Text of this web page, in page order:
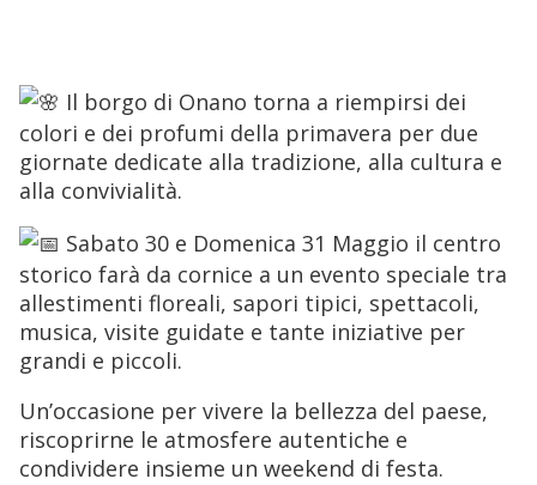
Il borgo di Onano torna a riempirsi dei
colori e dei profumi della primavera per due
giornate dedicate alla tradizione, alla cultura e
alla convivialità.
Sabato 30 e Domenica 31 Maggio il centro
storico farà da cornice a un evento speciale tra
allestimenti floreali, sapori tipici, spettacoli,
musica, visite guidate e tante iniziative per
grandi e piccoli.
Un’occasione per vivere la bellezza del paese,
riscoprirne le atmosfere autentiche e
condividere insieme un weekend di festa.